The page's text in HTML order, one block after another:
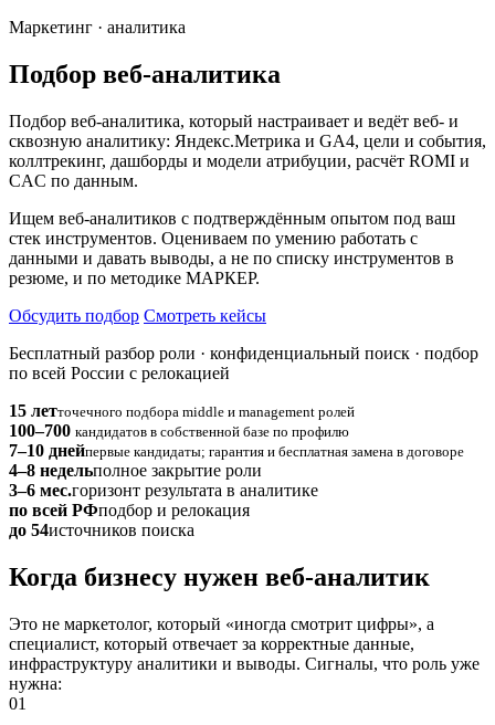
Маркетинг · аналитика
Подбор веб-аналитика
Подбор веб-аналитика, который настраивает и ведёт веб- и
сквозную аналитику: Яндекс.Метрика и GA4, цели и события,
коллтрекинг, дашборды и модели атрибуции, расчёт ROMI и
CAC по данным.
Ищем веб-аналитиков с подтверждённым опытом под ваш
стек инструментов. Оцениваем по умению работать с
данными и давать выводы, а не по списку инструментов в
резюме, и по методике МАРКЕР.
Обсудить подбор Смотреть кейсы
Бесплатный разбор роли · конфиденциальный поиск · подбор
по всей России с релокацией
15 летточечного подбора middle и management ролей
100–700 кандидатов в собственной базе по профилю
7–10 днейпервые кандидаты; гарантия и бесплатная замена в договоре
4–8 недельполное закрытие роли
3–6 мес.горизонт результата в аналитике
по всей РФподбор и релокация
до 54источников поиска
Когда бизнесу нужен веб-аналитик
Это не маркетолог, который «иногда смотрит цифры», а
специалист, который отвечает за корректные данные,
инфраструктуру аналитики и выводы. Сигналы, что роль уже
нужна:
01